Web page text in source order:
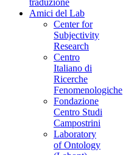
Amici del Lab
Center for
Subjectivity
Research
Centro
Italiano di
Ricerche
Fenomenologiche
Fondazione
Centro Studi
Campostrini
Laboratory
of Ontology